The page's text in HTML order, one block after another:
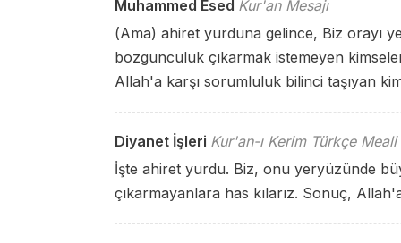
Muhammed Esed Kur'an Mesajı
(Ama) ahiret yurduna gelince, Biz orayı
bozgunculuk çıkarmak istemeyen
Allah'a karşı sorumluluk bilinci taşıyan
Diyanet İşleri Kur'an-ı Kerim Türkçe Meali
İşte ahiret yurdu. Biz, onu yeryüzünde
çıkarmayanlara has kılarız. Sonuç,